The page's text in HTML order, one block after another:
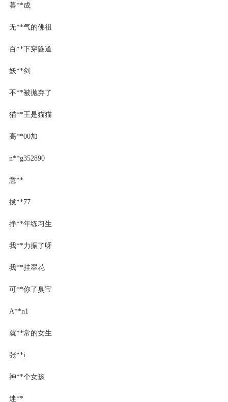
暮**成
无**气的佛祖
百**下穿隧道
妖**剑
不**被抛弃了
猫**王是猫猫
高**00加
n**g352890
意**
拔**77
挣**年练习生
我**力振了呀
我**挂翠花
可**你了臭宝
A**n1
就**常的女生
张**i
神**个女孩
迷**